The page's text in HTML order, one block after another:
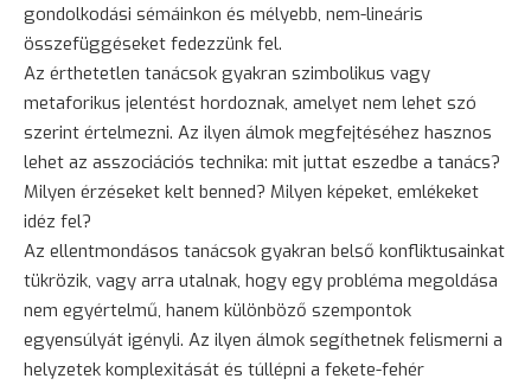
gondolkodási sémáinkon és mélyebb, nem-lineáris
összefüggéseket fedezzünk fel.
Az érthetetlen tanácsok gyakran szimbolikus vagy
metaforikus jelentést hordoznak, amelyet nem lehet szó
szerint értelmezni. Az ilyen álmok megfejtéséhez hasznos
lehet az asszociációs technika: mit juttat eszedbe a tanács?
Milyen érzéseket kelt benned? Milyen képeket, emlékeket
idéz fel?
Az ellentmondásos tanácsok gyakran belső konfliktusainkat
tükrözik, vagy arra utalnak, hogy egy probléma megoldása
nem egyértelmű, hanem különböző szempontok
egyensúlyát igényli. Az ilyen álmok segíthetnek felismerni a
helyzetek komplexitását és túllépni a fekete-fehér